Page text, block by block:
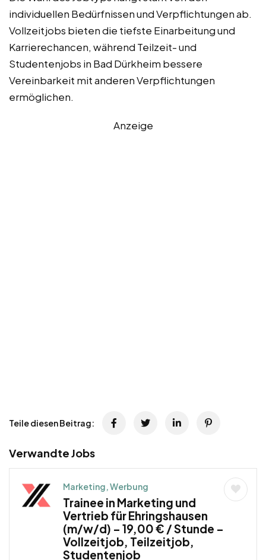
individuellen Bedürfnissen und Verpflichtungen ab.
Vollzeitjobs bieten die tiefste Einarbeitung und
Karrierechancen, während Teilzeit- und
Studentenjobs in Bad Dürkheim bessere
Vereinbarkeit mit anderen Verpflichtungen
ermöglichen.
Anzeige
Teile diesen Beitrag:
Verwandte Jobs
Marketing, Werbung
Trainee in Marketing und
Vertrieb für Ehringshausen
(m/w/d) – 19,00 € / Stunde –
Vollzeitjob, Teilzeitjob,
Studentenjob